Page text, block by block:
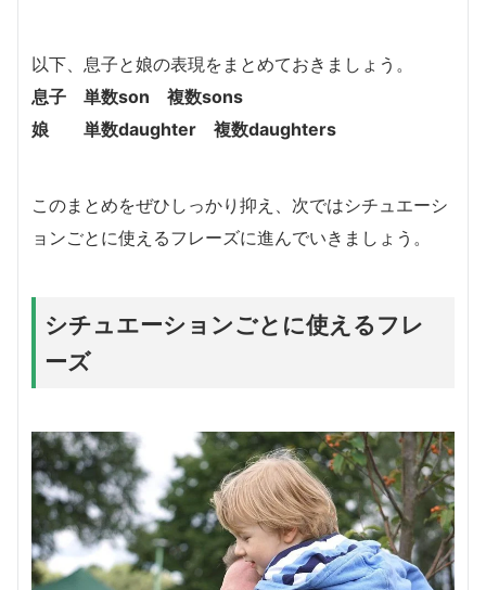
以下、息子と娘の表現をまとめておきましょう。
息子 単数son 複数sons
娘 単数daughter 複数daughters
このまとめをぜひしっかり抑え、次ではシチュエーシ
ョンごとに使えるフレーズに進んでいきましょう。
シチュエーションごとに使えるフレ
ーズ